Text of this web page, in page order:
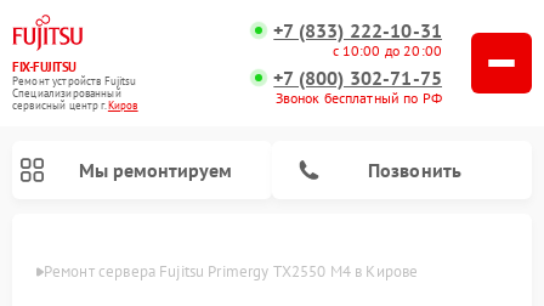
FIX-FUJITSU
Ремонт устройств Fujitsu
Специализированный
cервисный центр г.Киров
+7 (833) 222-10-31
с 10:00 до 20:00
+7 (800) 302-71-75
Звонок бесплатный по РФ
Мы ремонтируем Позвонить
Ремонт сервера Fujitsu Primergy TX2550 M4 в Кирове